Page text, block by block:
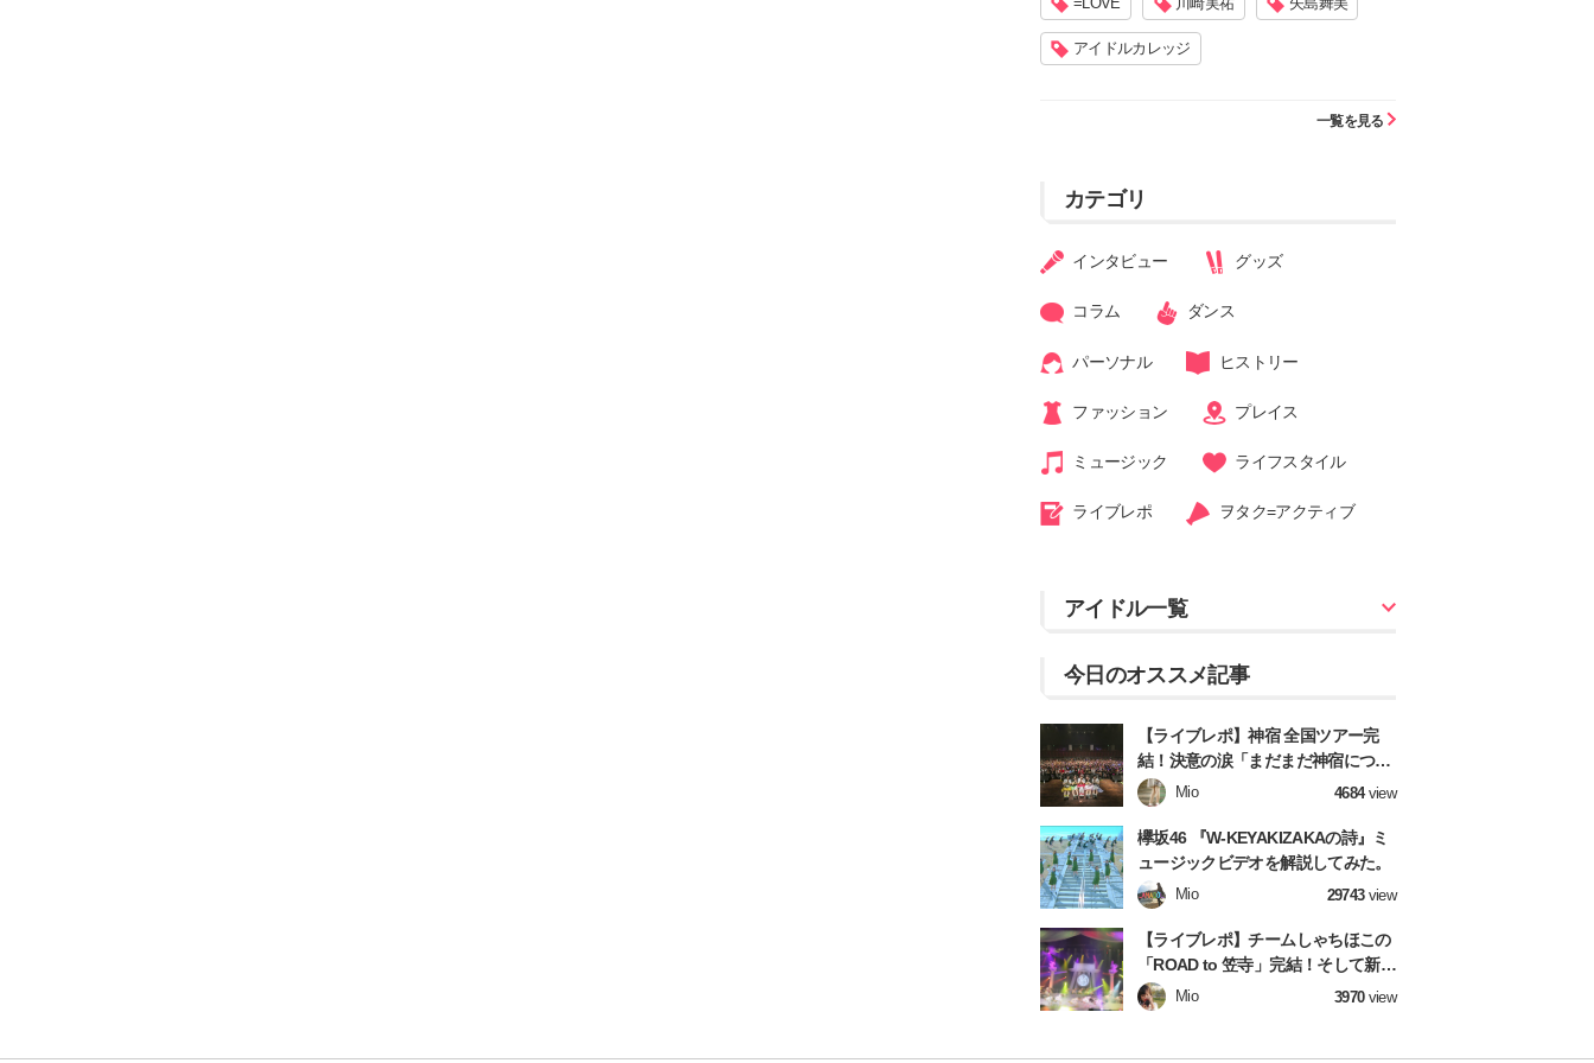
アイドルカレッジ
一覧を見る
カテゴリ
インタビュー グッズ
コラム ダンス
パーソナル ヒストリー
ファッション プレイス
ミュージック ライフスタイル
ライブレポ ヲタク=アクティブ
アイドル一覧
今日のオススメ記事
【ライブレポ】神宿 全国ツアー完
結！決意の涙「まだまだ神宿につい
てきてね！」
Mio 4684view
欅坂46 『W-KEYAKIZAKAの詩』ミ
ュージックビデオを解説してみた。
Mio 29743view
【ライブレポ】チームしゃちほこの
「ROAD to 笠寺」完結！そして新章
へ！【前編】
Mio 3970view